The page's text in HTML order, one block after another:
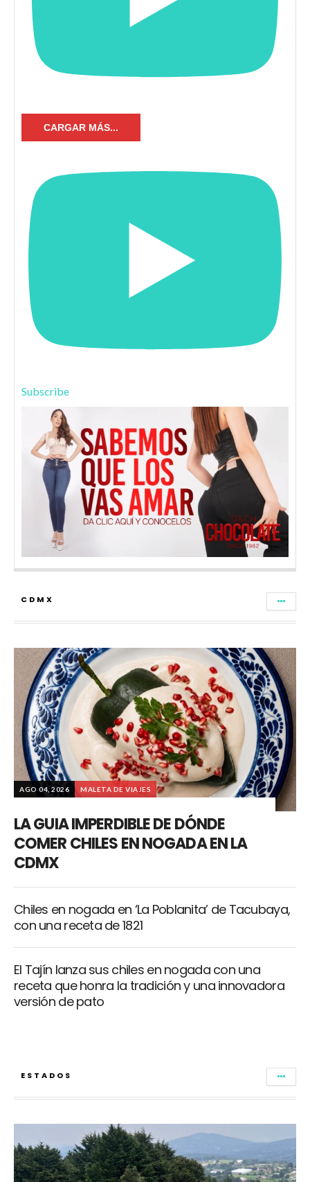
CARGAR MÁS...
Subscribe
CDMX
AGO 04, 2026 MALETA DE VIAJES
LA GUIA IMPERDIBLE DE DÓNDE
COMER CHILES EN NOGADA EN LA
CDMX
Chiles en nogada en ‘La Poblanita’ de Tacubaya,
con una receta de 1821
El Tajín lanza sus chiles en nogada con una
receta que honra la tradición y una innovadora
versión de pato
ESTADOS